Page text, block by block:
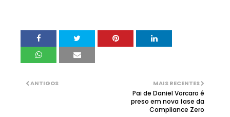
MAIS RECENTES
Pai de Daniel Vorcaro é
preso em nova fase da
Compliance Zero
ANTIGOS